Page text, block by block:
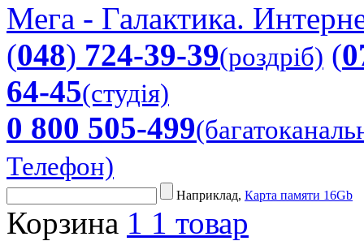
Мега - Галактика.
(048) 724-39-39(роздріб) (
64-45(студія)
0 800 505-499
Телефон)
Наприклад, Карта памяти 16Gb
Корзина 1 1 товар